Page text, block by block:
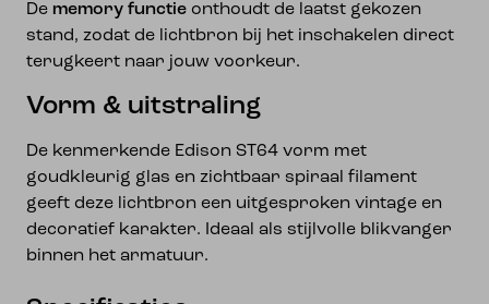
De memory functie onthoudt de laatst gekozen
stand, zodat de lichtbron bij het inschakelen direct
terugkeert naar jouw voorkeur.
Vorm & uitstraling
De kenmerkende Edison ST64 vorm met
goudkleurig glas en zichtbaar spiraal filament
geeft deze lichtbron een uitgesproken vintage en
decoratief karakter. Ideaal als stijlvolle blikvanger
binnen het armatuur.